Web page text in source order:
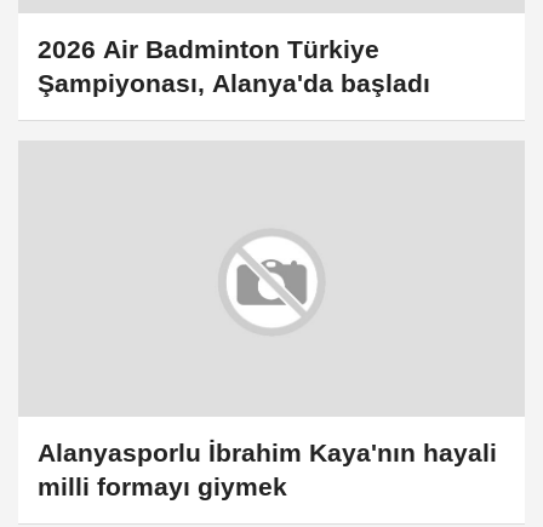
2026 Air Badminton Türkiye
Şampiyonası, Alanya'da başladı
Alanyasporlu İbrahim Kaya'nın hayali
milli formayı giymek